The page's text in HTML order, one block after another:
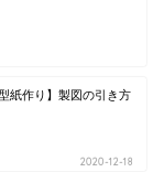
紙作り】製図の引き方
2020-12-18